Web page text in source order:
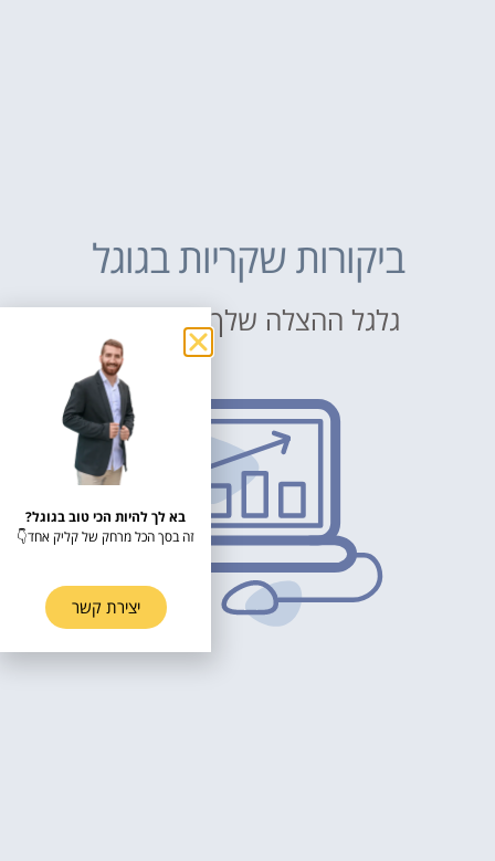
ביקורות שקריות בגוגל
גלגל ההצלה שלך באינטרנט
בא לך להיות הכי טוב בגוגל?
זה בסך הכל מרחק של קליק אחד👇
יצירת קשר